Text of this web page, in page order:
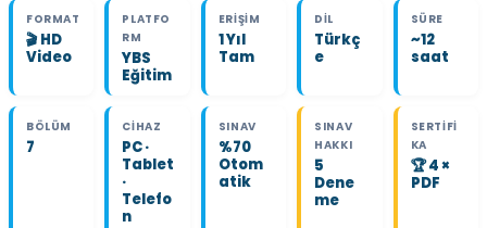
FORMAT
🎬 HD
Video
PLATFO
RM
YBS
Eğitim
ERIŞIM
1 Yıl
Tam
DIL
Türkç
e
SÜRE
~12
saat
BÖLÜM
7
CIHAZ
PC ·
Tablet
·
Telefo
n
SINAV
%70
Otom
atik
SINAV
HAKKI
5
Dene
me
SERTIFI
KA
🏆 4 ×
PDF